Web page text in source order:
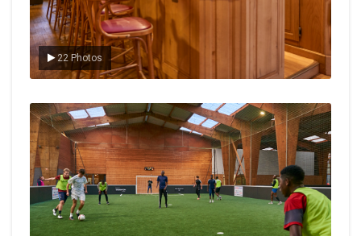
22 Photos
Le foot en salle